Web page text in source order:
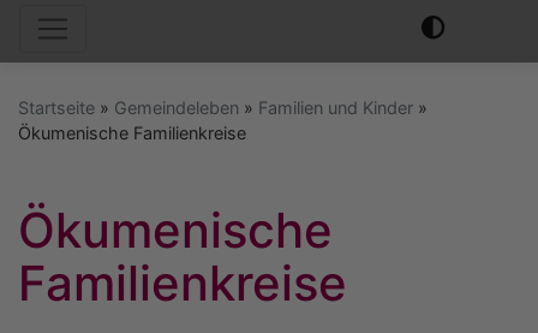
Hauptnavigation
Startseite Gemeindeleben
Familien und Kinder
Ökumenische Familienkreise
Ökumenische
Familienkreise